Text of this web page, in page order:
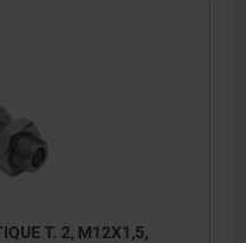
T. 2, M12X1,5,